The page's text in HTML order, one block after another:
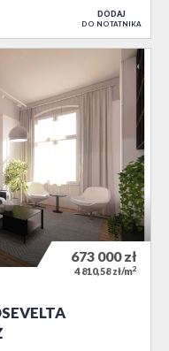
DODAJ
DO NOTATNIKA
673 000zł
4 810,58 zł/m2